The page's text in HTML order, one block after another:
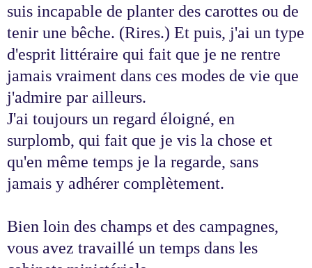
suis incapable de planter des carottes ou de
tenir une bêche. (Rires.) Et puis, j'ai un type
d'esprit littéraire qui fait que je ne rentre
jamais vraiment dans ces modes de vie que
j'admire par ailleurs.
J'ai toujours un regard éloigné, en
surplomb, qui fait que je vis la chose et
qu'en même temps je la regarde, sans
jamais y adhérer complètement.
Bien loin des champs et des campagnes,
vous avez travaillé un temps dans les